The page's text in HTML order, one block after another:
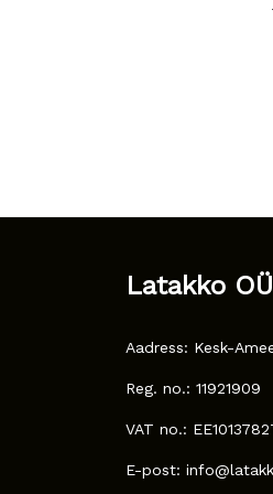
Latakko OÜ
Aadress: Kesk-
Reg. no.: 11921909
VAT no.:
E-post: